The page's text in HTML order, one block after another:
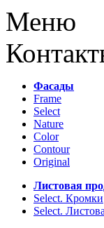
Меню
Фасады
Frame
Select
Nature
Color
Contour
Original
Листовая
Select. Кромки
Select.